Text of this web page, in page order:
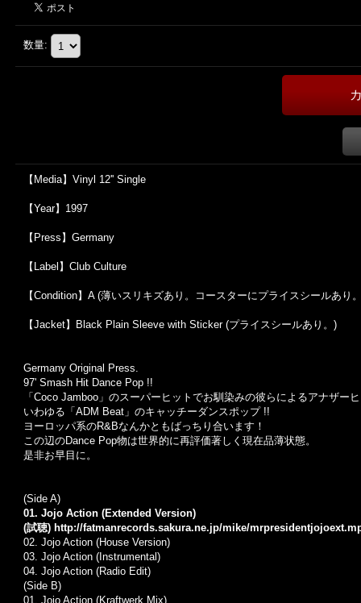
数量:
【Media】Vinyl 12'' Single
【Year】1997
【Press】Germany
【Label】Club Culture
【Condition】A (薄いスリキズあり。コースターにプライスシールあり
【Jacket】Black Plain Sleeve with Sticker (プライスシールあり。)
Germany Original Press.
97' Smash Hit Dance Pop !!
「Coco Jamboo」のスーパーヒットでお馴染みの彼らによるアナザー
いわゆる「ADM Beat」のキャッチーダンスポップ !!
ヨーロッパ系のR&Bなんかともばっちり合います！
この辺のDance Pop物は世界的に再評価著しく現在品薄状態。
是非お早目に。
(Side A)
01. Jojo Action (Extended Version)
(試聴) http://fatmanrecords.sakura.ne.jp/mike/
02. Jojo Action (House Version)
03. Jojo Action (Instrumental)
04. Jojo Action (Radio Edit)
(Side B)
01. Jojo Action (Kraftwerk Mix)